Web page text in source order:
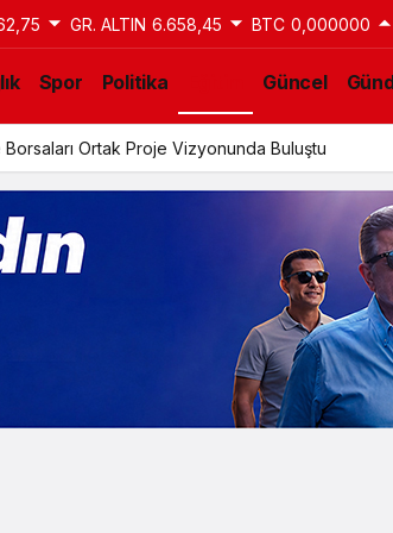
GR. ALTIN 6.658,45 BTC 0,000000
Spor Politika Güncel
Borsaları Ortak Proje Vizyonunda Buluştu